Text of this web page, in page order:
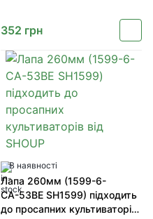
352 грн
В наявності
Лапа 260мм (1599-6-
СА-53BE SH1599) підходить
до просапних культиваторів